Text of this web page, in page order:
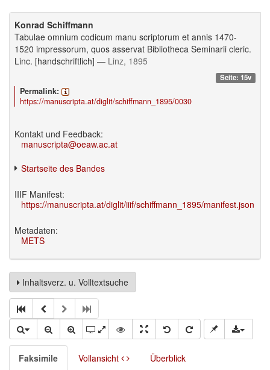
Konrad Schiffmann
Tabulae omnium codicum manu scriptorum et annis 1470-
1520 impressorum, quos asservat Bibliotheca Seminarii cleric.
Linc. [handschriftlich] — Linz, 1895
Seite: 15v
Permalink:
https://manuscripta.at/diglit/schiffmann_1895/0030
Kontakt und Feedback:
manuscripta@oeaw.ac.at
Startseite des Bandes
IIIF Manifest:
https://manuscripta.at/diglit/iiif/schiffmann_1895/manifest.json
Metadaten:
METS
Inhaltsverz. u. Volltextsuche
Faksimile Vollansicht Überblick